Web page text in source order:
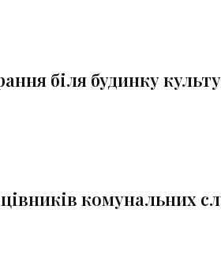
біля будинку
комунальних